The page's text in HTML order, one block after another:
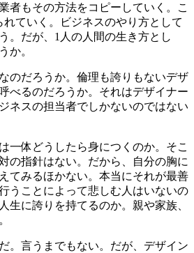
者もその方法をコピーしていく。こ
れていく。ビジネスのやり方として
。だが、1人の人間の生き方とし
か。
のだろうか。倫理も誇りもないデザ
べるのだろうか。それはデザイナー
ネスの担当者でしかないのではない
一体どうしたら身につくのか。そこ
の指針はない。だから、自分の胸に
てみるほかない。本当にそれが最善
うことによって悲しむ人はいないの
生に誇りを持てるのか。親や家族、
。言うまでもない。だが、デザイン